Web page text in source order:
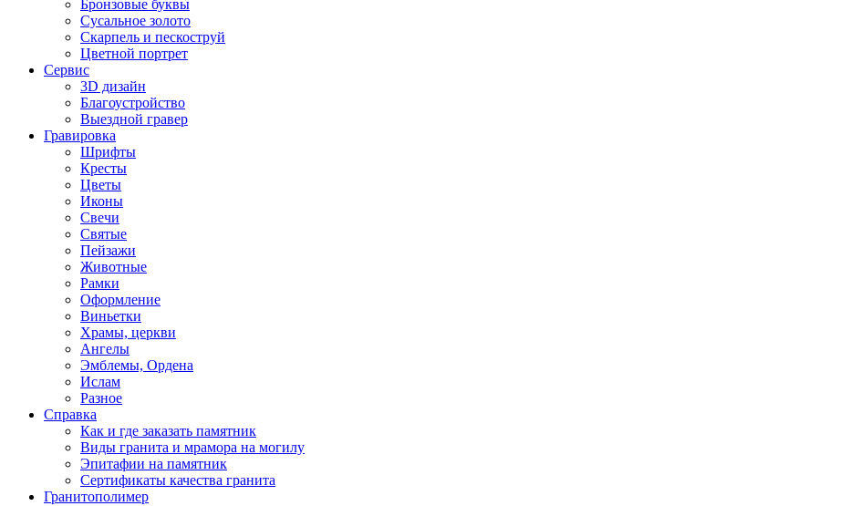
Бронзовые буквы
Сусальное золото
Скарпель и пескоструй
Цветной портрет
Сервис
3D дизайн
Благоустройство
Выездной гравер
Гравировка
Шрифты
Кресты
Цветы
Иконы
Свечи
Святые
Пейзажи
Животные
Рамки
Оформление
Виньетки
Храмы, церкви
Ангелы
Эмблемы, Ордена
Ислам
Разное
Справка
Как и где заказать памятник
Виды гранита и мрамора на могилу
Эпитафии на памятник
Сертификаты качества гранита
Гранитополимер